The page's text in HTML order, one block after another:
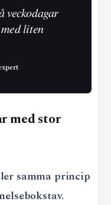
veckodagar
liten
med stor
samma princip